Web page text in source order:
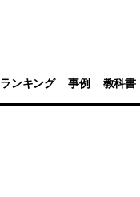
ランキング 事例 教科書